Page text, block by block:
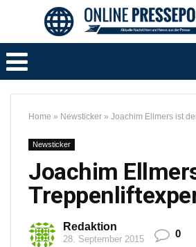
Home » Newsticker » Joachim Ellmers ist
Newsticker
Joachim
Redaktion
28. September 2015 0